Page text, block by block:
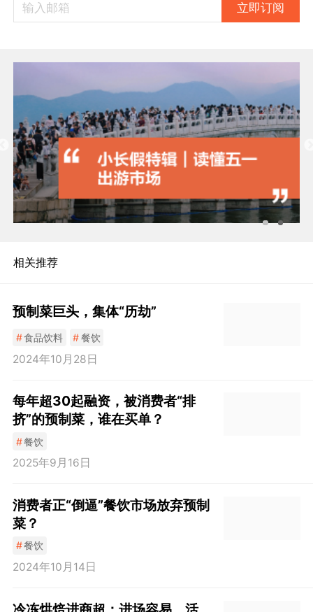
立即订阅
相关推荐
预制菜巨头，集体“历劫”
#食品饮料 #餐饮
2024年10月28日
每年超30起融资，被消费者“排
挤”的预制菜，谁在买单？
#餐饮
2025年9月16日
消费者正“倒逼”餐饮市场放弃预制
菜？
#餐饮
2024年10月14日